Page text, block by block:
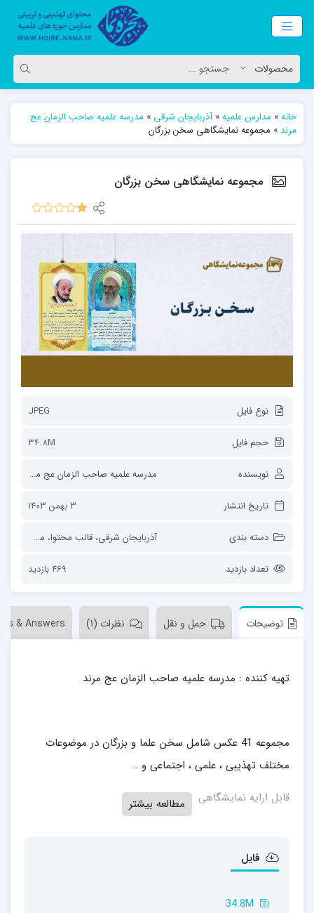
خانه» مدارس علمیه»آذربایجان شرقی » مدرسه علمیه صاحب الزمان عج
مرند » مجموعه نمایشگاهی سخن بزرگان
مجموعه نمایشگاهی سخن بزرگان
نوع فایل JPEG
حجم فایل 34.8M
نویسنده مدرسه علمیه صاحب الزمان عج مرند
تاریخ انتشار 3 بهمن 1403
دسته بندی آذربایجان شرقی، قالب محتوا، مجموعه نمایشگاهی
تعداد بازدید 469 بازدید
توضیحات حمل و نقل نظرات (1) & Answers
تهیه کننده : مدرسه علمیه صاحب الزمان عج مرند
مجموعه 41 عکس شامل سخن علما و بزرگان در موضوعات
مختلف تهذیبی ، علمی ، اجتماعی و ..
قابل ارایه نمایشگاهی
مطالعه بیشتر
فایل
34.8M